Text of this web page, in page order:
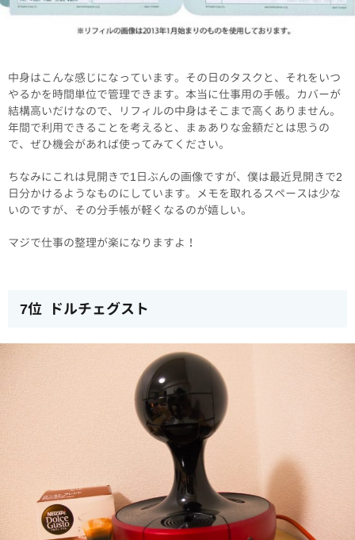
中身はこんな感じになっています。その日のタスクと、それをいつ
やるかを時間単位で管理できます。本当に仕事用の手帳。カバーが
結構高いだけなので、リフィルの中身はそこまで高くありません。
年間で利用できることを考えると、まぁありな金額だとは思うの
で、ぜひ機会があれば使ってみてください。
ちなみにこれは見開きで1日ぶんの画像ですが、僕は最近見開きで2
日分かけるようなものにしています。メモを取れるスペースは少な
いのですが、その分手帳が軽くなるのが嬉しい。
マジで仕事の整理が楽になりますよ！
7位 ドルチェグスト